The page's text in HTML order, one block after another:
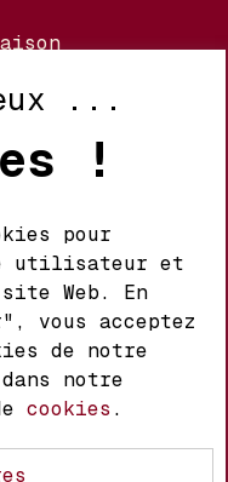
...
!
pour
utilisateur et
Web. En
vous acceptez
de notre
notre
cookies .